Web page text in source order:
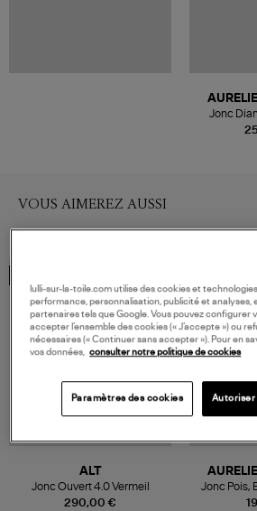
Jonc
VOUS AIMEREZ AUSSI
290,00 €
ALT
Jonc Ouvert 4.0 Vermeil
Jonc Pois,
lulli-sur-la-toile.com utilise des cookies et
performance, personnalisation, publicité et analyses,
partenaires tels que Google. Vous pouvez configurer
accepter l’ensemble des cookies (« J’accepte ») ou
nécessaires (« Continuer sans accepter »). Pour en
vos données, consulter notre politique de cookies
Paramètres des cookies Autoriser